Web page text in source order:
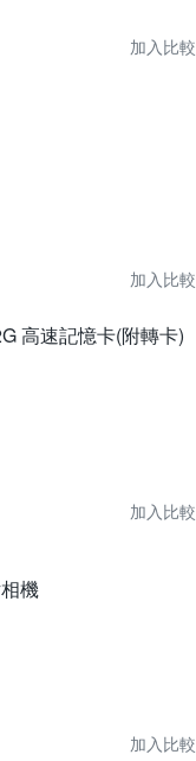
加入比較
加入比較
高速記憶卡(附轉卡)
加入比較
機
加入比較